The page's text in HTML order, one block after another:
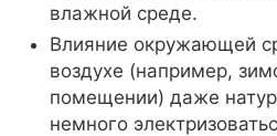
влажной среде.
Влияние окружающей
воздухе (например,
помещении) даже
немного